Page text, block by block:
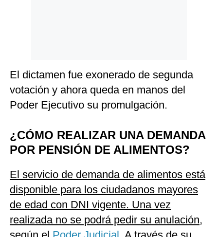
El dictamen fue exonerado de segunda
votación y ahora queda en manos del
Poder Ejecutivo su promulgación.
¿CÓMO REALIZAR UNA DEMANDA
POR PENSIÓN DE ALIMENTOS?
El servicio de demanda de alimentos está
disponible para los ciudadanos mayores
de edad con DNI vigente. Una vez
realizada no se podrá pedir su anulación,